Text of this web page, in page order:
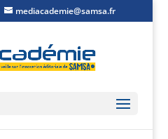
mediacademie@samsa.fr